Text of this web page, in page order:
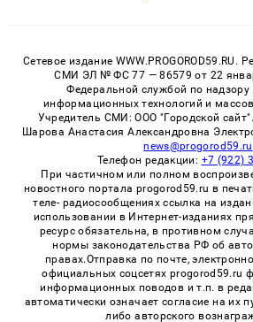
Сетевое издание WWW.PROGOROD59.RU.
СМИ ЭЛ № ФС 77 — 86579 от 22
Федеральной службой по надзору
информационных технологий и
Учредитель СМИ: ООО "Городской
Шарова Анастасия Александровна
news@progorod59.ru
Телефон редакции: +7 (922)
При частичном или полном
новостного портала progorod59.ru в
теле- радиосообщениях ссылка на
использовании в Интернет-изданиях
ресурс обязательна, в противном
нормы законодательства РФ об
правах.Отправка по почте,
официальных соцсетях progorod59.ru
информационных поводов и т.п. в
автоматически означает согласие на их
либо авторского